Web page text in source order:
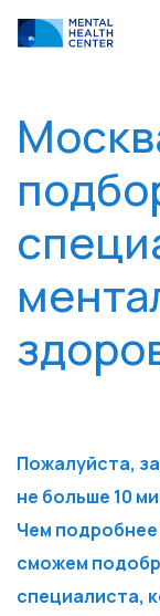
Пожалуйста,
не больше 10
Чем
сможем
специалиста,